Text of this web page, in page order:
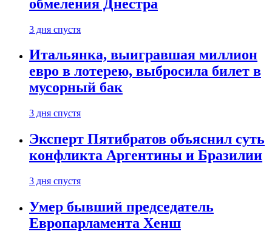
обмеления Днестра
3 дня спустя
Итальянка, выигравшая миллион
евро в лотерею, выбросила билет в
мусорный бак
3 дня спустя
Эксперт Пятибратов объяснил суть
конфликта Аргентины и Бразилии
3 дня спустя
Умер бывший председатель
Европарламента Хенш